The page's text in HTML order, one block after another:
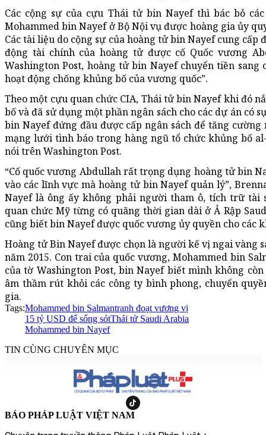
Các cộng sự của cựu Thái tử bin Nayef thì bác bỏ
Mohammed bin Nayef ở Bộ Nội vụ được hoàng gia ủy
Các tài liệu do cộng sự của hoàng tử bin Nayef cung cấp
động tài chính của hoàng tử được cố Quốc vương
Washington Post, hoàng tử bin Nayef chuyển tiền
hoạt động chống khủng bố của vương quốc”.
Theo một cựu quan chức CIA, Thái tử bin Nayef khi đó
bố và đã sử dụng một phần ngân sách cho các dự án có
bin Nayef đứng đầu được cấp ngân sách để tăng
mạng lưới tình báo trong hàng ngũ tổ chức khủng bố
nói trên Washington Post.
“Cố quốc vương Abdullah rất trọng dụng hoàng tử bin
vào các lĩnh vực mà hoàng tử bin Nayef quản lý”,
Nayef là ông ấy không phải người tham ô, tích trữ tài
quan chức Mỹ từng có quãng thời gian dài ở Ả Rập
cũng biết bin Nayef được quốc vương ủy quyền cho các
Hoàng tử Bin Nayef được chọn là người kế vị ngai vàng
năm 2015. Con trai của quốc vương, Mohammed bin
của tờ Washington Post, bin Nayef biết mình không
âm thầm rút khỏi các công ty bình phong, chuyển
gia.
Tags:Mohammed bin Salmantranh đoạt vương vị
15 tỷ USD để sống sótThái tử Saudi Arabia
Mohammed bin Nayef
TIN CÙNG CHUYÊN MỤC
BÁO PHÁP LUẬT VIỆT NAM